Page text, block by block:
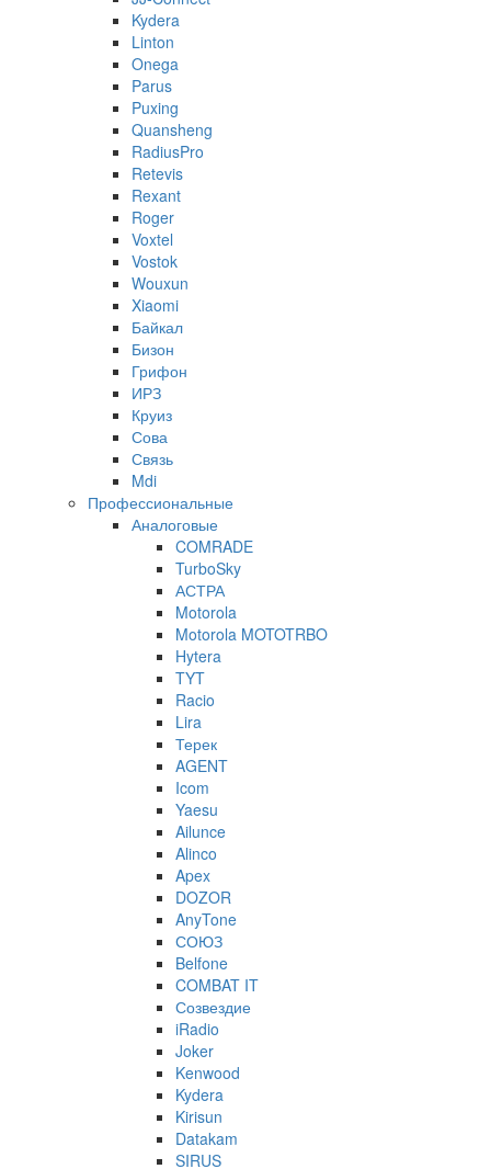
Kydera
Linton
Onega
Parus
Puxing
Quansheng
RadiusPro
Retevis
Rexant
Roger
Voxtel
Vostok
Wouxun
Xiaomi
Байкал
Бизон
Грифон
ИРЗ
Круиз
Сова
Связь
Mdi
Профессиональные
Аналоговые
COMRADE
TurboSky
АСТРА
Motorola
Motorola MOTOTRBO
Hytera
TYT
Racio
Lira
Терек
AGENT
Icom
Yaesu
Ailunce
Alinco
Apex
DOZOR
AnyTone
СОЮЗ
Belfone
COMBAT IT
Созвездие
iRadio
Joker
Kenwood
Kydera
Kirisun
Datakam
SIRUS